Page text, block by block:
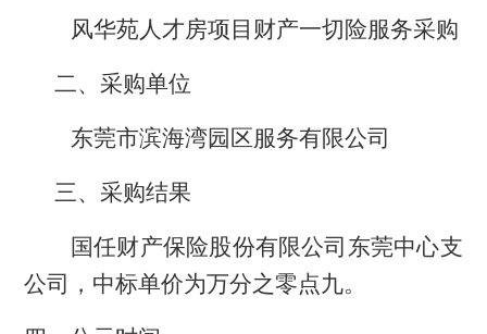
风华苑人才房项目财产一切险服务采购
二、 采购单位
东莞市滨海湾园区服务有限公司
三、采购结果
国任财产保险股份有限公司东莞中心支
公司，中标单价为万分之零点九。